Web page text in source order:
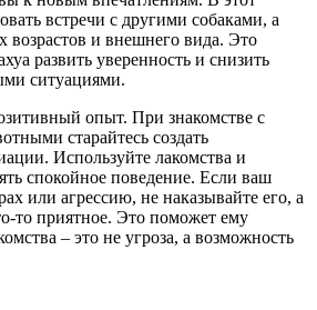
встречи с другими собаками, а
возрастов и внешнего вида. Это
развить уверенность и снизить
ситуациями.
опыт. При знакомстве с
старайтесь создать
Используйте лакомства и
спокойное поведение. Если ваш
или агрессию, не наказывайте его, а
то приятное. Это поможет ему
– это не угроза, а возможность